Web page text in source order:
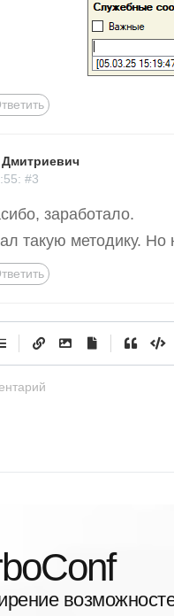
#3
заработало.
такую методику. Но